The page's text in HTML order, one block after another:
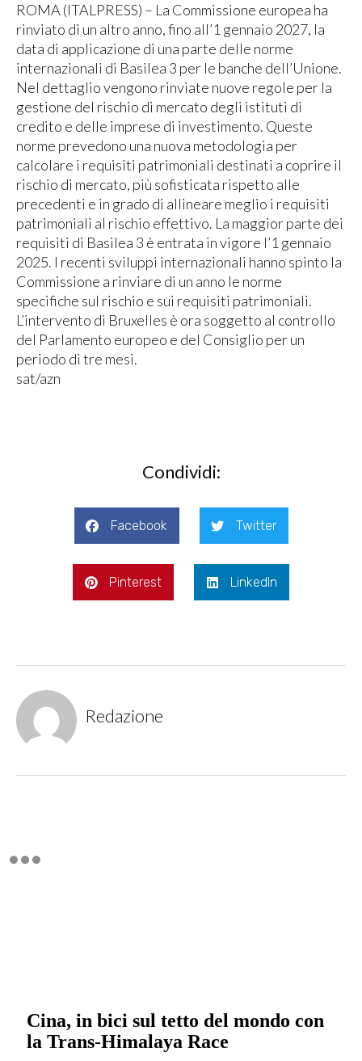
ROMA (ITALPRESS) – La Commissione europea ha
rinviato di un altro anno, fino all’1 gennaio 2027, la
data di applicazione di una parte delle norme
internazionali di Basilea 3 per le banche dell’Unione.
Nel dettaglio vengono rinviate nuove regole per la
gestione del rischio di mercato degli istituti di
credito e delle imprese di investimento. Queste
norme prevedono una nuova metodologia per
calcolare i requisiti patrimoniali destinati a coprire il
rischio di mercato, più sofisticata rispetto alle
precedenti e in grado di allineare meglio i requisiti
patrimoniali al rischio effettivo. La maggior parte dei
requisiti di Basilea 3 è entrata in vigore l’1 gennaio
2025. I recenti sviluppi internazionali hanno spinto la
Commissione a rinviare di un anno le norme
specifiche sul rischio e sui requisiti patrimoniali.
L’intervento di Bruxelles è ora soggetto al controllo
del Parlamento europeo e del Consiglio per un
periodo di tre mesi.
sat/azn
Condividi:
Facebook Twitter
Pinterest LinkedIn
Redazione
Cina, in bici sul tetto del mondo con
la Trans-Himalaya Race